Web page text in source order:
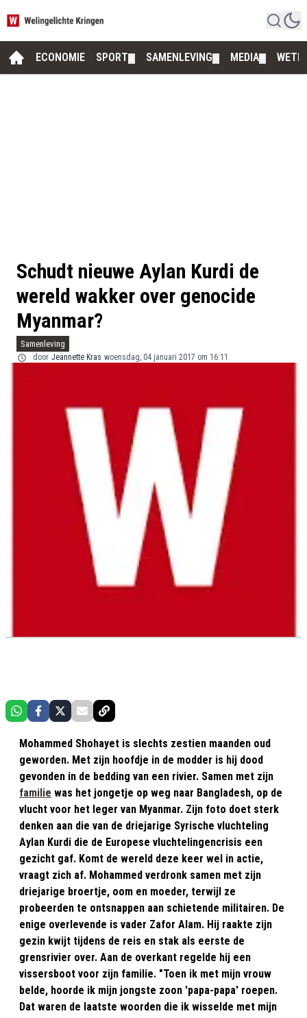
ECONOMIE SPORT SAMENLEVING MEDIA
Schudt nieuwe Aylan Kurdi de
wereld wakker over genocide
Myanmar?
Samenleving
door Jeannette Kras woensdag, 04 januari 2017 om 16:11
Mohammed Shohayet is slechts zestien maanden oud
geworden. Met zijn hoofdje in de modder is hij dood
gevonden in de bedding van een rivier. Samen met zijn
familie was het jongetje op weg naar Bangladesh, op de
vlucht voor het leger van Myanmar. Zijn foto doet sterk
denken aan die van de driejarige Syrische vluchteling
Aylan Kurdi die de Europese vluchtelingencrisis een
gezicht gaf. Komt de wereld deze keer wel in actie,
vraagt zich af. Mohammed verdronk samen met zijn
driejarige broertje, oom en moeder, terwijl ze
probeerden te ontsnappen aan schietende militairen. De
enige overlevende is vader Zafor Alam. Hij raakte zijn
gezin kwijt tijdens de reis en stak als eerste de
grensrivier over. Aan de overkant regelde hij een
vissersboot voor zijn familie. "Toen ik met mijn vrouw
belde, hoorde ik mijn jongste zoon 'papa-papa' roepen.
Dat waren de laatste woorden die ik wisselde met mijn